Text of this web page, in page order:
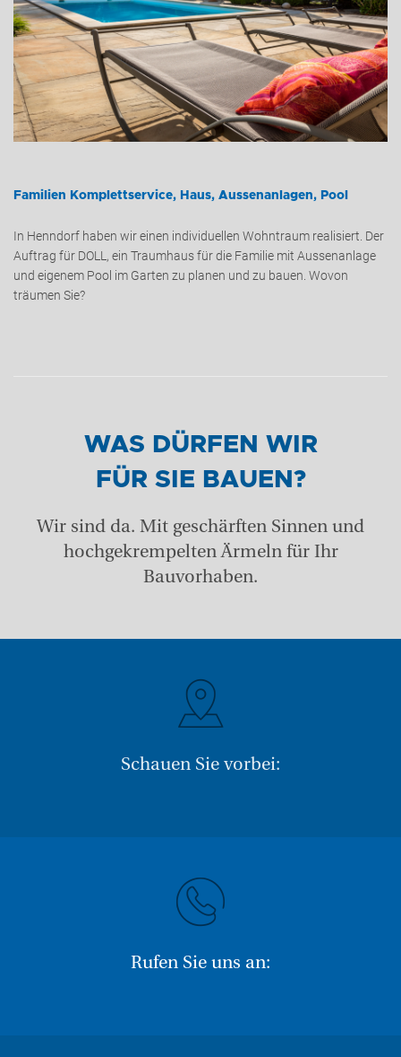
Familien Komplettservice, Haus, Aussenanlagen, Pool
In Henndorf haben wir einen individuellen Wohntraum realisiert. Der
Auftrag für DOLL, ein Traumhaus für die Familie mit Aussenanlage
und eigenem Pool im Garten zu planen und zu bauen. Wovon
träumen Sie?
WAS DÜRFEN WIR
FÜR SIE BAUEN?
Wir sind da. Mit geschärften Sinnen und
hochgekrempelten Ärmeln für Ihr
Bauvorhaben.
Schauen Sie vorbei:
Rufen Sie uns an: